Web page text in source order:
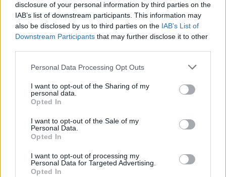
disclosure of your personal information by third parties on the
IAB’s list of downstream participants. This information may
also be disclosed by us to third parties on the IAB’s List of
Downstream Participants that may further disclose it to other
Please note that this website/app uses one or more Google
not limited to your visit or usage behaviour. You may click to
grant or deny consent to Google and its third-party tags to
use your data for below specified purposes in below Google
consent section.
Personal Data Processing Opt Outs
I want to opt-out of the Sharing of my
personal data.
Opted In
I want to opt-out of the Sale of my
Personal Data.
Opted In
I want to opt-out of processing my
Personal Data for Targeted Advertising.
Opted In
ΔΙΑΒΑΣΤΕ ΑΚΟΜΑ